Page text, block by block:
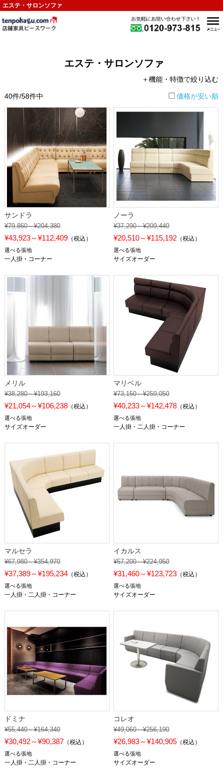
エステ・サロンソファ
エステ・サロンソファ
＋機能・特徴で絞り込む
40件/58件中 価格が安い順
サンドラ
¥79,860～¥204,380
¥43,923～¥112,409（税込）
選べる張地
一人掛・コーナー
ノーラ
¥37,290～¥209,440
¥20,510～¥115,192 （税込）
選べる張地
サイズオーダー
メリル
¥38,280～¥193,160
¥21,054～¥106,238（税込）
選べる張地
サイズオーダー
マリベル
¥73,150～¥259,050
¥40,233～¥142,478 （税込）
選べる張地
一人掛・二人掛・コーナー
マルセラ
¥67,980～¥354,970
¥37,389～¥195,234（税込）
選べる張地
一人掛・二人掛・コーナー
イカルス
¥57,200～¥224,950
¥31,460～¥123,723 （税込）
選べる張地
サイズオーダー
ドミナ
¥55,440～¥164,340
¥30,492～¥90,387 （税込）
選べる張地
一人掛・二人掛・コーナー
コレオ
¥49,060～¥256,190
¥26,983～¥140,905 （税込）
選べる張地
サイズオーダー